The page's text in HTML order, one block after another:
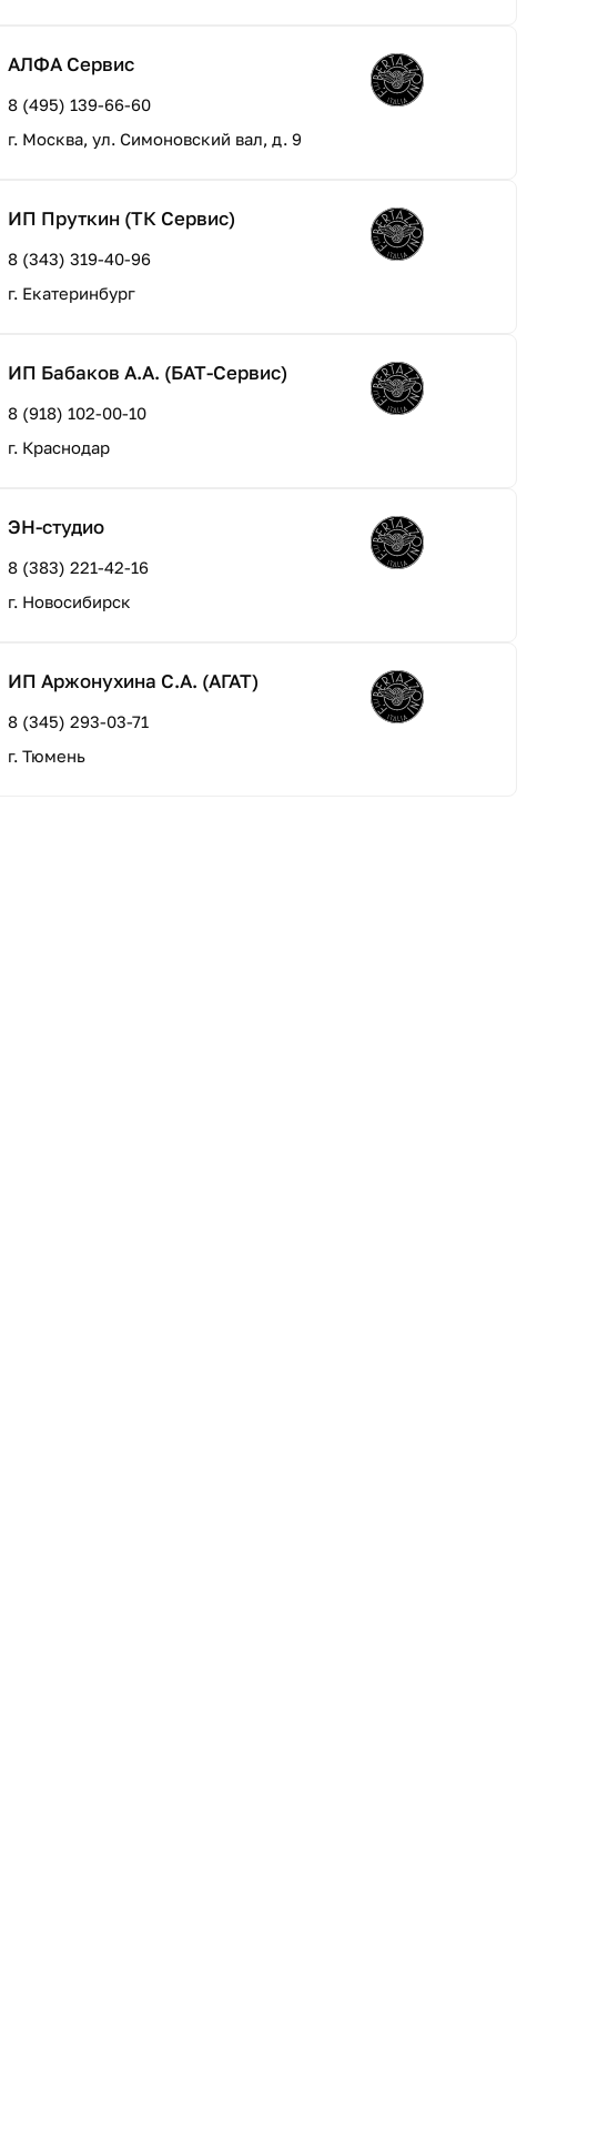
АЛФА Сервис
8 (495) 139-66-60
г. Москва, ул. Симоновский вал, д. 9
ИП Пруткин (ТК Сервис)
8 (343) 319-40-96
г. Екатеринбург
ИП Бабаков А.А. (БАТ-Сервис)
8 (918) 102-00-10
г. Краснодар
ЭН-студио
8 (383) 221-42-16
г. Новосибирск
ИП Аржонухина С.А. (АГАТ)
8 (345) 293-03-71
г. Тюмень